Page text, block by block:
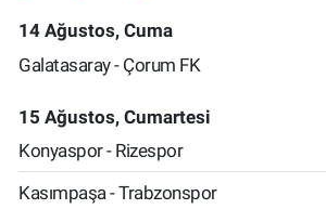
14 Ağustos, Cuma
Galatasaray - Çorum FK
15 Ağustos, Cumartesi
Konyaspor - Rizespor
Kasımpaşa - Trabzonspor